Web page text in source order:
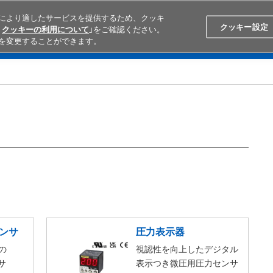
Japan Search
テクニカルサポート
サ 圧力表示器
視認性を向上したデジタル
表示つき微圧用圧力センサ
より適したサービスを提供するため、クッキ
クッキーの利用について 」をご確認ください。
更することができます。
クッキー設定